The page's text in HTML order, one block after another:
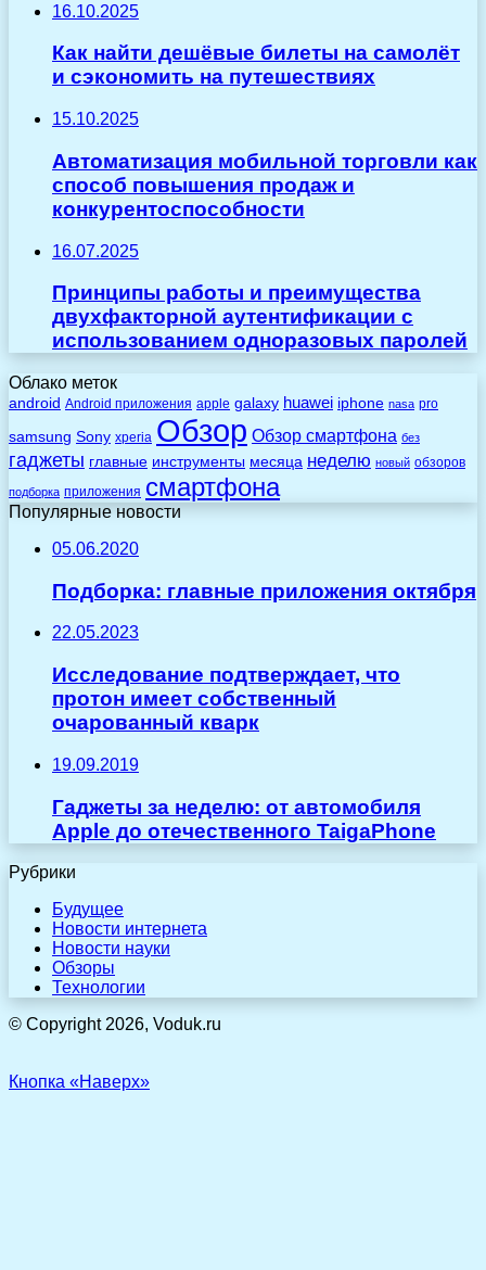
16.10.2025
Как найти дешёвые билеты на самолёт
и сэкономить на путешествиях
15.10.2025
Автоматизация мобильной торговли как
способ повышения продаж и
конкурентоспособности
16.07.2025
Принципы работы и преимущества
двухфакторной аутентификации с
использованием одноразовых паролей
Облако меток
android Android приложения apple galaxy huawei iphone nasa pro
samsung Sony xperia Обзор Обзор смартфона без
гаджеты главные инструменты месяца неделю новый обзоров
подборка приложения смартфона
Популярные новости
05.06.2020
Подборка: главные приложения октября
22.05.2023
Исследование подтверждает, что
протон имеет собственный
очарованный кварк
19.09.2019
Гаджеты за неделю: от автомобиля
Apple до отечественного TaigaPhone
Рубрики
Будущее
Новости интернета
Новости науки
Обзоры
Технологии
© Copyright 2026, Voduk.ru
Кнопка «Наверх»